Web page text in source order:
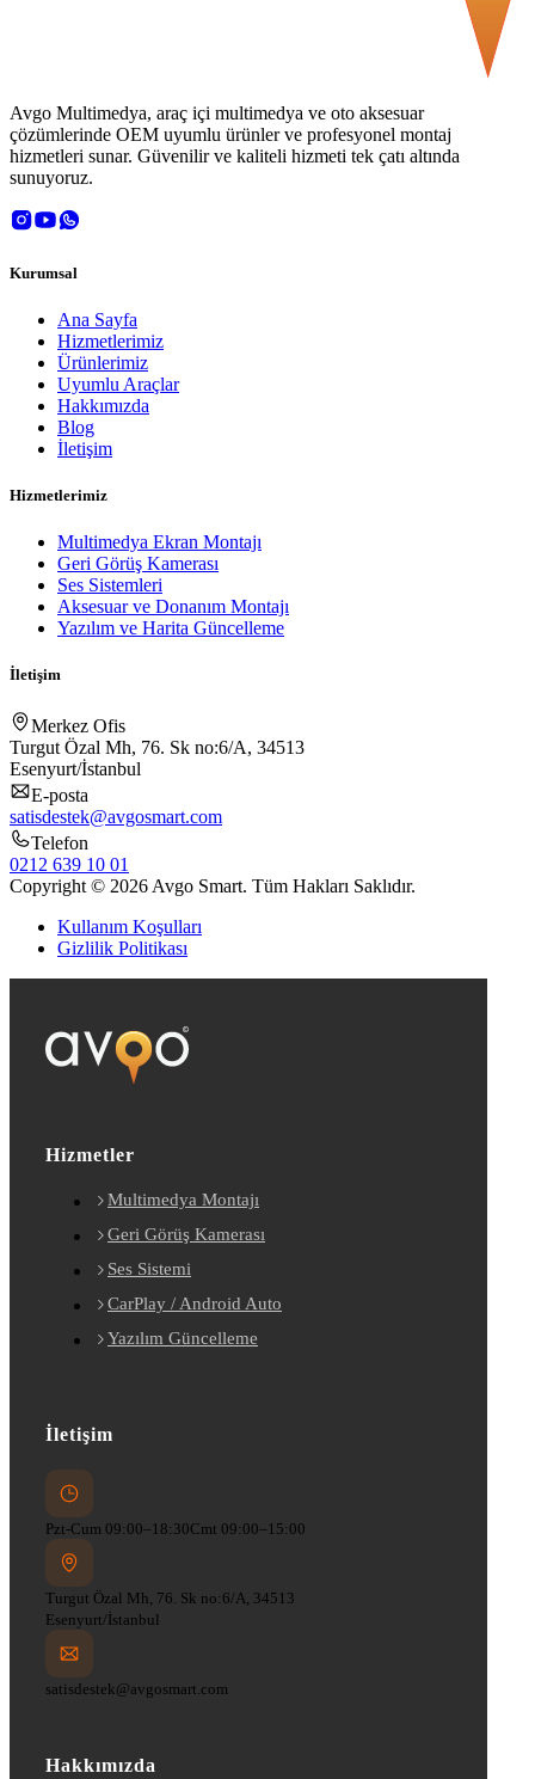
Avgo Multimedya, araç içi multimedya ve oto aksesuar
çözümlerinde OEM uyumlu ürünler ve profesyonel montaj
hizmetleri sunar. Güvenilir ve kaliteli hizmeti tek çatı altında
sunuyoruz.
Kurumsal
Ana Sayfa
Hizmetlerimiz
Ürünlerimiz
Uyumlu Araçlar
Hakkımızda
Blog
İletişim
Hizmetlerimiz
Multimedya Ekran Montajı
Geri Görüş Kamerası
Ses Sistemleri
Aksesuar ve Donanım Montajı
Yazılım ve Harita Güncelleme
İletişim
Merkez Ofis
Turgut Özal Mh, 76. Sk no:6/A, 34513
Esenyurt/İstanbul
E-posta
satisdestek@avgosmart.com
Telefon
0212 639 10 01
Copyright © 2026 Avgo Smart. Tüm Hakları Saklıdır.
Kullanım Koşulları
Gizlilik Politikası
Hizmetler
Multimedya Montajı
Geri Görüş Kamerası
Ses Sistemi
CarPlay / Android Auto
Yazılım Güncelleme
İletişim
Pzt-Cum 09:00–18:30Cmt 09:00–15:00
Turgut Özal Mh, 76. Sk no:6/A, 34513
Esenyurt/İstanbul
satisdestek@avgosmart.com
Hakkımızda